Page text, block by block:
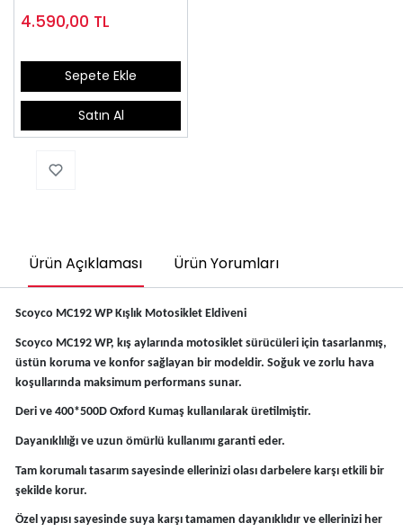
4.590,00 TL
Sepete Ekle
Satın Al
Ürün Açıklaması Ürün Yorumları
Scoyco MC192 WP Kışlık Motosiklet Eldiveni
Scoyco MC192 WP, kış aylarında motosiklet sürücüleri için tasarlanmış,
üstün koruma ve konfor sağlayan bir modeldir. Soğuk ve zorlu hava
koşullarında maksimum performans sunar.
Deri ve 400*500D Oxford Kumaş kullanılarak üretilmiştir.
Dayanıklılığı ve uzun ömürlü kullanımı garanti eder.
Tam korumalı tasarım sayesinde ellerinizi olası darbelere karşı etkili bir
şekilde korur.
Özel yapısı sayesinde suya karşı tamamen dayanıklıdır ve ellerinizi her